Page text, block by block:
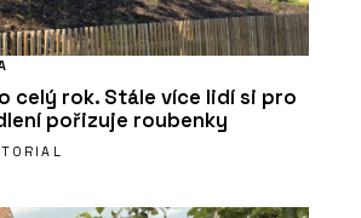
celý rok. Stále více lidí si pro
pořizuje roubenky